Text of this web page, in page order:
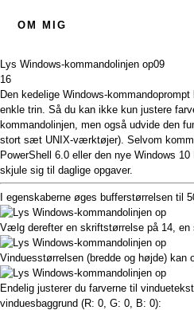
OM MIG
Lys Windows-kommandolinjen op09
16
Den kedelige Windows-
enkle trin. Så du kan ikke kun justere
kommandolinjen, men også udvide den
stort sæt UNIX-værktøjer). Selvom
PowerShell 6.0 eller den nye Windows 10
skjule sig til daglige opgaver.
I egenskaberne øges bufferstørrelsen til
Vælg derefter en skriftstørrelse på 14, en
Vinduesstørrelsen (bredde og højde) kan
Endelig justerer du farverne til
vinduesbaggrund (R: 0, G: 0, B: 0):